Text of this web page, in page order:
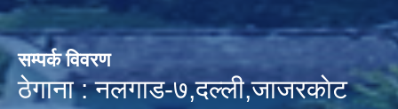
सम्पर्क विवरण
ठेगाना : नलगाड-७,दल्ली,जाजरकाेट